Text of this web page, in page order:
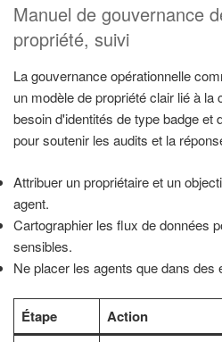
Manuel de gouvernance
propriété, suivi
La gouvernance opérationnelle
un modèle de propriété clair lié à
besoin d'identités de type badge et
pour soutenir les audits et la
Attribuer un propriétaire et un
agent.
Cartographier les flux de données
sensibles.
Ne placer les agents que dans des
Étape Action